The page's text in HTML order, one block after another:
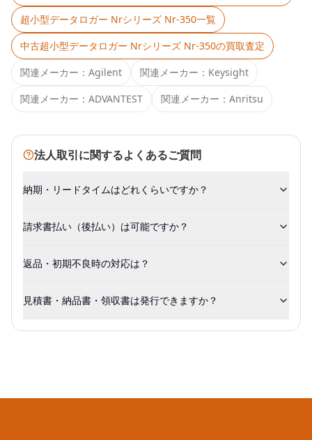
超小型データロガー Nrシリーズ Nr-350一覧
中古超小型データロガー Nrシリーズ Nr-350の買取査定
関連メーカー： Agilent 関連メーカー： Keysight
関連メーカー： ADVANTEST 関連メーカー： Anritsu
法人取引に関するよくあるご質問
納期・リードタイムはどれくらいですか？
請求書払い（後払い）は可能ですか？
返品・初期不良時の対応は？
見積書・納品書・領収書は発行できますか？